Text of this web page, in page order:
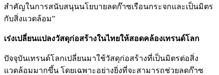
สำคัญในการสนับสนุนนโยบายลดก๊าซเรือนกระจกและเป็นมิตร
กับสิ่งแวดล้อม”
เร่งเปลี่ยนแปลงวัสดุก่อสร้างในไทยให้สอดคล้องเทรนด์โลก
ปัจจุบันเทรนด์โลกเปลี่ยนมาใช้วัสดุก่อสร้างที่เป็นมิตรต่อสิ่ง
แวดล้อมมากขึ้น โดยเฉพาะอย่างยิ่งที่จะสามารถช่วยลดก๊าซ